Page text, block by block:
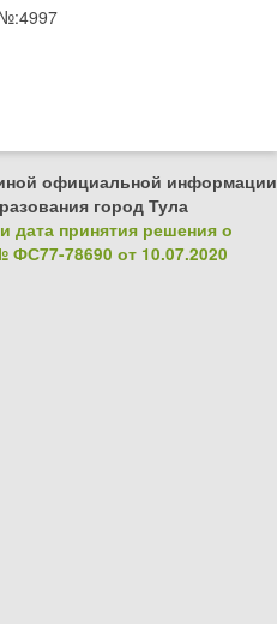
официальной информации
город Тула
дата принятия решения о
78690 от 10.07.2020